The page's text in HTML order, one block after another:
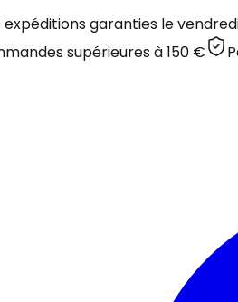
garanties le
supérieures à 150 €